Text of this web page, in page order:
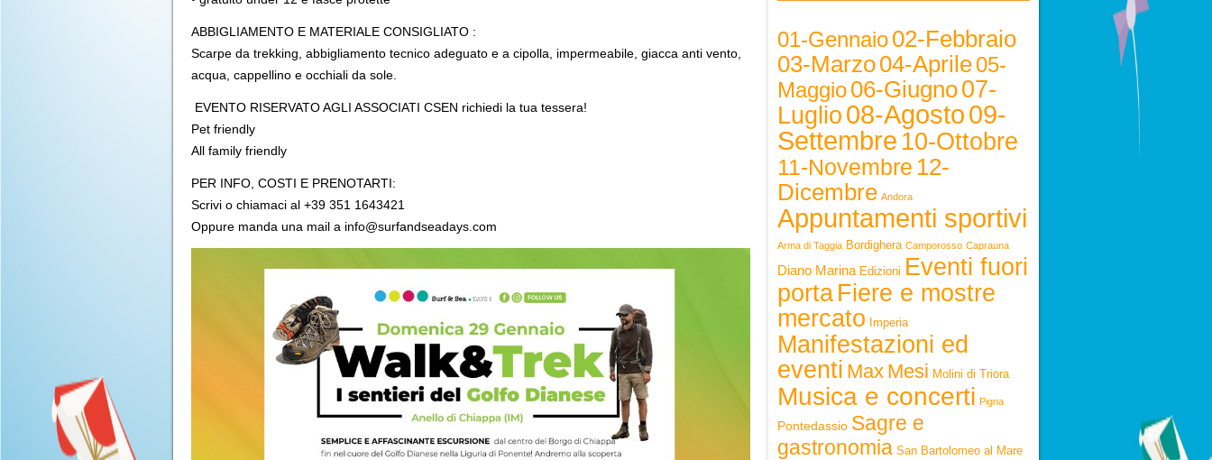
ABBIGLIAMENTO E MATERIALE CONSIGLIATO :
Scarpe da trekking, abbigliamento tecnico adeguato e a cipolla, impermeabile, giacca anti vento,
acqua, cappellino e occhiali da sole.
EVENTO RISERVATO AGLI ASSOCIATI CSEN richiedi la tua tessera!
Pet friendly
All family friendly
PER INFO, COSTI E PRENOTARTI:
Scrivi o chiamaci al +39 351 1643421
Oppure manda una mail a info@surfandseadays.com
01-Gennaio02-Febbraio
03-Marzo04-Aprile05-
Maggio06-Giugno07-
Luglio 08-Agosto09-
Settembre 10-Ottobre
11-Novembre 12-
Dicembre Andora
Appuntamenti sportivi
Arma di Taggia Bordighera Camporosso Caprauna
Diano Marina Edizioni Eventi fuori
porta Fiere e mostre
mercato
Imperia
Manifestazioni ed
eventi Max Mesi Molini di Triora
Musica e concerti Pigna
Pontedassio Sagre e
gastronomia San Bartolomeo al Mare